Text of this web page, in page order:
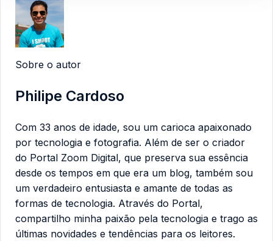
Sobre o autor
Philipe Cardoso
Com 33 anos de idade, sou um carioca apaixonado
por tecnologia e fotografia. Além de ser o criador
do Portal Zoom Digital, que preserva sua essência
desde os tempos em que era um blog, também sou
um verdadeiro entusiasta e amante de todas as
formas de tecnologia. Através do Portal,
compartilho minha paixão pela tecnologia e trago as
últimas novidades e tendências para os leitores.